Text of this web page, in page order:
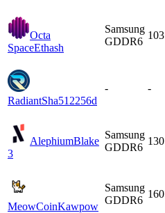
Octa
SpaceEthash
Samsung
GDDR6
103
RadiantSha512256d
- -
AlephiumBlake
3
Samsung
GDDR6
130
MeowCoinKawpow
Samsung
GDDR6
160